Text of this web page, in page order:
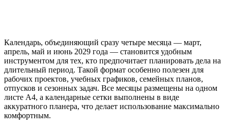
Календарь, объединяющий сразу четыре месяца — март,
апрель, май и июнь 2029 года — становится удобным
инструментом для тех, кто предпочитает планировать дела на
длительный период. Такой формат особенно полезен для
рабочих проектов, учебных графиков, семейных планов,
отпусков и сезонных задач. Все месяцы размещены на одном
листе А4, а календарные сетки выполнены в виде
аккуратного планера, что делает использование максимально
комфортным.